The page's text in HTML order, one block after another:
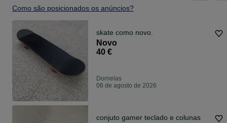
Como são posicionados os anúncios?
skate como novo.
Novo
40 €
Dornelas
06 de agosto de 2026
conjuto gamer teclado e colunas